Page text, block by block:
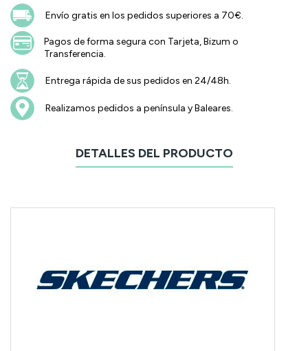
Envío gratis en los pedidos superiores a 70€.
Pagos de forma segura con Tarjeta, Bizum o
Transferencia.
Entrega rápida de sus pedidos en 24/48h.
Realizamos pedidos a península y Baleares.
DETALLES DEL PRODUCTO